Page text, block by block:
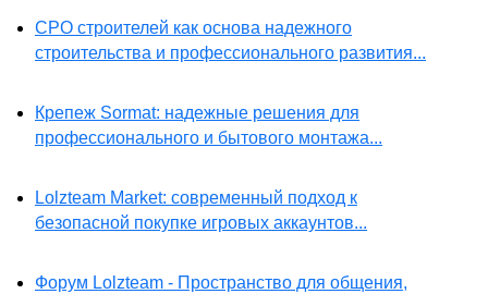
СРО строителей как основа надежного
строительства и профессионального развития...
Крепеж Sormat: надежные решения для
профессионального и бытового монтажа...
Lolzteam Market: современный подход к
безопасной покупке игровых аккаунтов...
Форум Lolzteam - Пространство для общения,